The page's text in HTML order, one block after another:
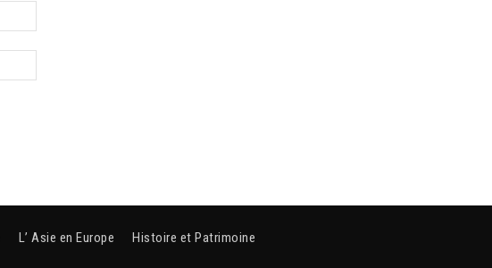
L’ Asie en Europe Histoire et Patrimoine